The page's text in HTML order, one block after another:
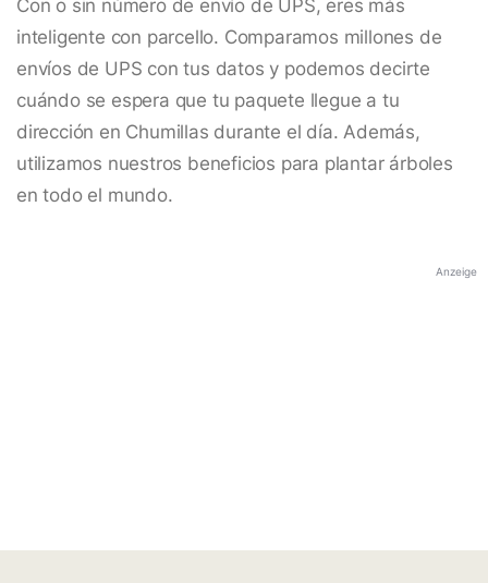
Con o sin número de envío de UPS, eres más
inteligente con parcello. Comparamos millones de
envíos de UPS con tus datos y podemos decirte
cuándo se espera que tu paquete llegue a tu
dirección en Chumillas durante el día. Además,
utilizamos nuestros beneficios para plantar árboles
en todo el mundo.
Anzeige